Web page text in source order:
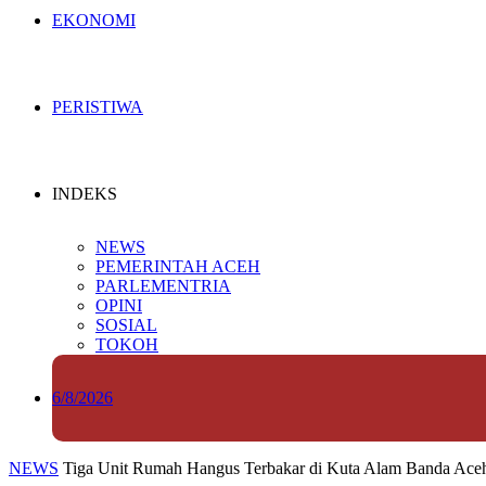
EKONOMI
PERISTIWA
INDEKS
NEWS
PEMERINTAH ACEH
PARLEMENTRIA
OPINI
SOSIAL
TOKOH
6/8/2026
NEWS Tiga Unit Rumah Hangus Terbakar di Kuta Alam Banda